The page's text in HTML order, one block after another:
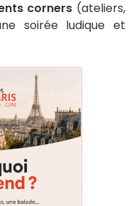
corners (ateliers,
soirée ludique et